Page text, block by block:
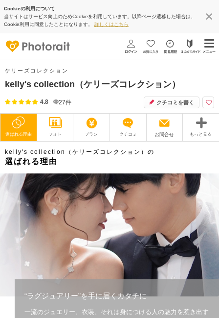
Cookieの利用について
当サイトはサービス向上のためCookieを利用しています。以降ページ遷移した場合は、
Cookie利用に同意したことになります。 詳しくはこちら
ケリーズコレクション
kelly's collection（ケリーズコレクション）
4.8 27件 クチコミを書く
選ばれる理由 フォト プラン クチコミ お問合せ もっと見る
撮影レポート フォトグラファー
オプション
アクセス/TEL
こだわりポイント
ソロウエディング 豊富なカラードレス
kelly's collection（ケリーズコレクション）の
選ばれる理由
“ラグジュアリー”を手に届くカタチに
一流のジュエリー、衣装、それは身につける人の魅力を惹き出す